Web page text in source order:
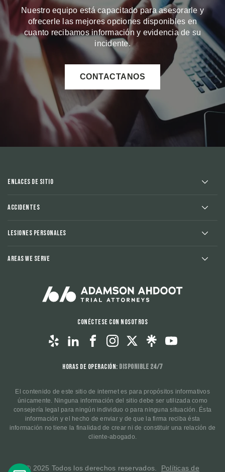
Nuestro equipo está capacitado para asesorarle y
ofrecerle las mejores opciones disponibles en
cuanto recibamos información y evidencia de su
incidente.
CONTACTANOS
Enlaces de sitio
Accidentes
Lesiones Personales
Areas We Serve
Conéctese con nosotros
Horas de operación: Disponible 24/7
El contenido de este sitio de internet es para propósitos informativos
únicamente. Ninguna información del sitio debe ser utilizada como
consejería legal para ningún individuo o para ninguna situación. Ésta
información y el hecho de enviar y de que la firma reciba ésta
información no tiene la finalidad de crear ni de constituir una relación de
cliente-abogado.
© 2025 Todos los derechos reservados. Políticas de